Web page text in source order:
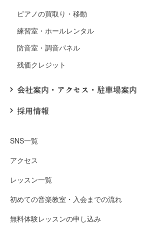
ピアノの買取り・移動
練習室・ホールレンタル
防音室・調音パネル
残価クレジット
会社案内・アクセス・駐車場案内
採用情報
SNS一覧
アクセス
レッスン一覧
初めての音楽教室・入会までの流れ
無料体験レッスンの申し込み